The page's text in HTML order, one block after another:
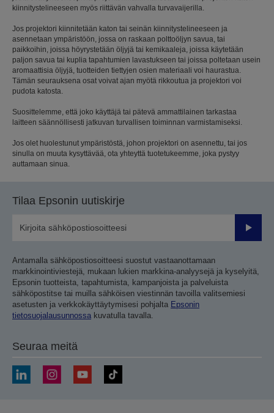
kiinnitystelineeseen myös riittävän vahvalla turvavaijerilla.
Jos projektori kiinnitetään katon tai seinän kiinnitystelineeseen ja
asennetaan ympäristöön, jossa on raskaan polttoöljyn savua, tai
paikkoihin, joissa höyrystetään öljyjä tai kemikaaleja, joissa käytetään
paljon savua tai kuplia tapahtumien lavastukseen tai joissa poltetaan usein
aromaattisia öljyjä, tuotteiden tiettyjen osien materiaali voi haurastua.
Tämän seurauksena osat voivat ajan myötä rikkoutua ja projektori voi
pudota katosta.
Suosittelemme, että joko käyttäjä tai pätevä ammattilainen tarkastaa
laitteen säännöllisesti jatkuvan turvallisen toiminnan varmistamiseksi.
Jos olet huolestunut ympäristöstä, johon projektori on asennettu, tai jos
sinulla on muuta kysyttävää, ota yhteyttä tuotetukeemme, joka pystyy
auttamaan sinua.
Tilaa Epsonin uutiskirje
Lähetä
Antamalla sähköpostiosoitteesi suostut vastaanottamaan
markkinointiviestejä, mukaan lukien markkina-analyysejä ja kyselyitä,
Epsonin tuotteista, tapahtumista, kampanjoista ja palveluista
sähköpostitse tai muilla sähköisen viestinnän tavoilla valitsemiesi
asetusten ja verkkokäyttäytymisesi pohjalta Epsonin
tietosuojalausunnossa kuvatulla tavalla.
Seuraa meitä